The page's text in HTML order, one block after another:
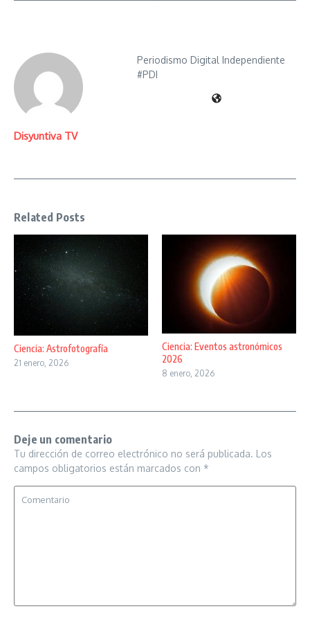
Disyuntiva TV
Periodismo Digital Independiente
#PDI
Related Posts
Ciencia: Astrofotografía
21 enero, 2026
Ciencia: Eventos astronómicos
2026
8 enero, 2026
Deje un comentario
Tu dirección de correo electrónico no será publicada. Los
campos obligatorios están marcados con *